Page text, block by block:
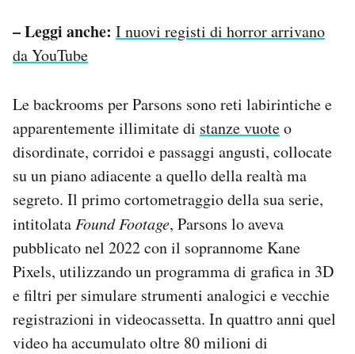
– Leggi anche: I nuovi registi di horror arrivano
da YouTube
Le backrooms per Parsons sono reti labirintiche e
apparentemente illimitate di stanze vuoteo
disordinate, corridoi e passaggi angusti, collocate
su un piano adiacente a quello della realtà ma
segreto. Il primo cortometraggio della sua serie,
intitolata Found Footage, Parsons lo aveva
pubblicato nel 2022 con il soprannome Kane
Pixels, utilizzando un programma di grafica in 3D
e filtri per simulare strumenti analogici e vecchie
registrazioni in videocassetta. In quattro anni quel
video ha accumulato oltre 80 milioni di